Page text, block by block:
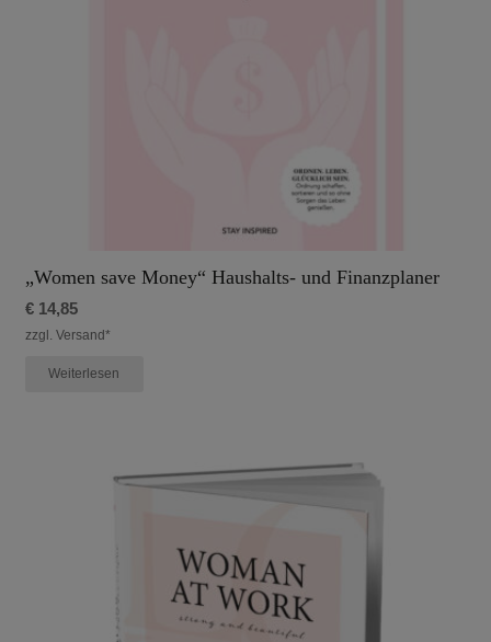
„Women save Money“ Haushalts- und Finanzplaner
€14,85
zzgl. Versand*
Weiterlesen